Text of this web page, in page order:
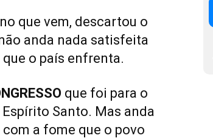
que vem, descartou o
anda nada satisfeita
o país enfrenta.
que foi para o
Santo. Mas anda
a fome que o povo